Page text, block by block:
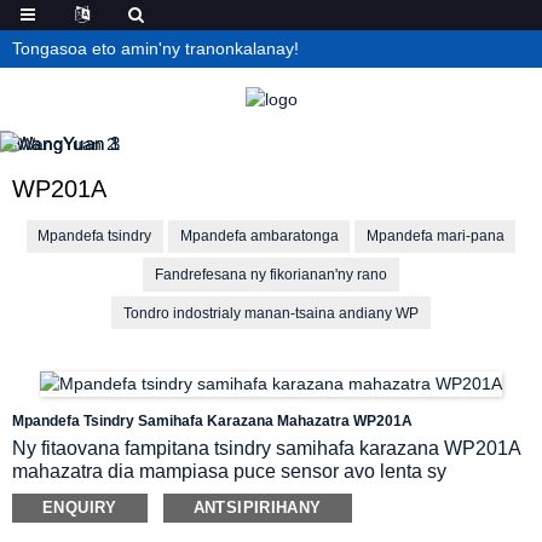
Tongasoa eto amin'ny tranonkalanay!
WP201A
Mpandefa tsindry Mpandefa ambaratonga Mpandefa mari-pana
Fandrefesana ny fikorianan'ny rano
Tondro indostrialy manan-tsaina andiany WP
Mpandefa Tsindry Samihafa Karazana Mahazatra WP201A
Ny fitaovana fampitana tsindry samihafa karazana WP201A
mahazatra dia mampiasa puce sensor avo lenta sy
fahamarinan-toerana avy any ivelany, mampiasa teknolojia
fanasarahana ny fihenjanana miavaka, ary mandalo
ENQUIRY ANTSIPIRIHANY